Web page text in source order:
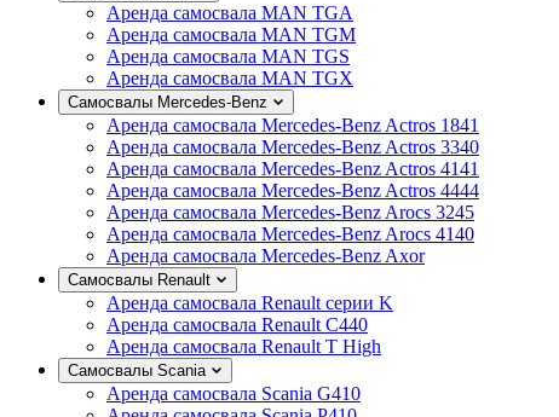
Аренда самосвала MAN TGA
Аренда самосвала MAN TGM
Аренда самосвала MAN TGS
Аренда самосвала MAN TGX
Самосвалы Mercedes-Benz
Аренда самосвала Mercedes-Benz Actros 1841
Аренда самосвала Mercedes-Benz Actros 3340
Аренда самосвала Mercedes-Benz Actros 4141
Аренда самосвала Mercedes-Benz Actros 4444
Аренда самосвала Mercedes-Benz Arocs 3245
Аренда самосвала Mercedes-Benz Arocs 4140
Аренда самосвала Mercedes-Benz Axor
Самосвалы Renault
Аренда самосвала Renault серии K
Аренда самосвала Renault C440
Аренда самосвала Renault T High
Самосвалы Scania
Аренда самосвала Scania G410